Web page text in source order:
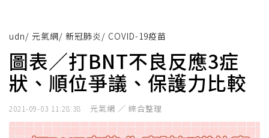
udn/ 元氣網/ 新冠肺炎 / COVID-19疫苗
圖表／打BNT不良反應3症
狀、順位爭議、保護力比較
2021-09-03 11:28:38 元氣網 ／ 綜合整理